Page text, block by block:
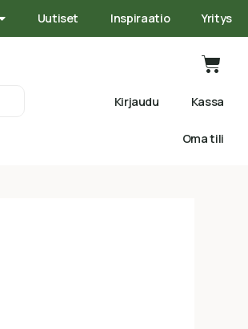
Uutiset Inspiraatio Yritys
Kirjaudu Kassa
Oma tili